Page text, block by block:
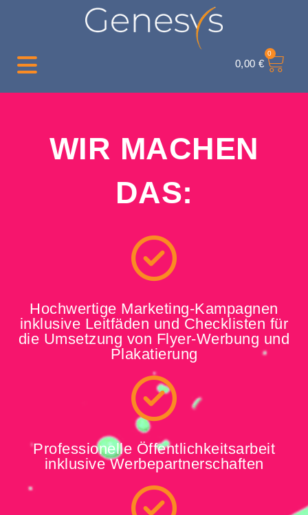
0,00 €
0
WIR MACHEN
DAS:
Hochwertige Marketing-Kampagnen
inklusive Leitfäden und Checklisten für
die Umsetzung von Flyer-Werbung und
Plakatierung
Professionelle Öffentlichkeitsarbeit
inklusive Werbepartnerschaften